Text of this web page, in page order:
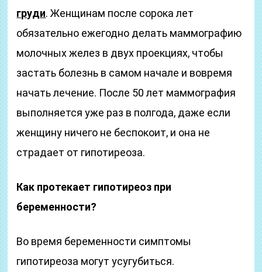
груди. Женщинам после сорока лет
обязательно ежегодно делать маммографию
молочных желез в двух проекциях, чтобы
застать болезнь в самом начале и вовремя
начать лечение. После 50 лет маммография
выполняется уже раз в полгода, даже если
женщину ничего не беспокоит, и она не
страдает от гипотиреоза.
Как протекает гипотиреоз при
беременности?
Во время беременности симптомы
гипотиреоза могут усугубиться.